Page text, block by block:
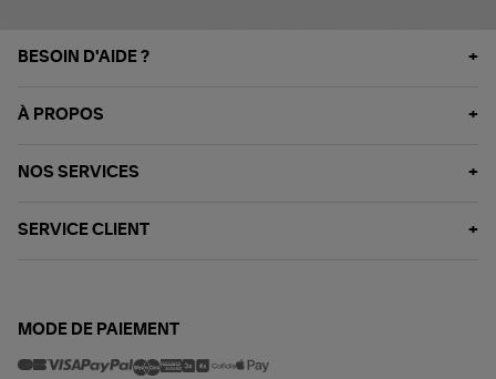
BESOIN D'AIDE ?
À PROPOS
NOS SERVICES
SERVICE CLIENT
MODE DE PAIEMENT